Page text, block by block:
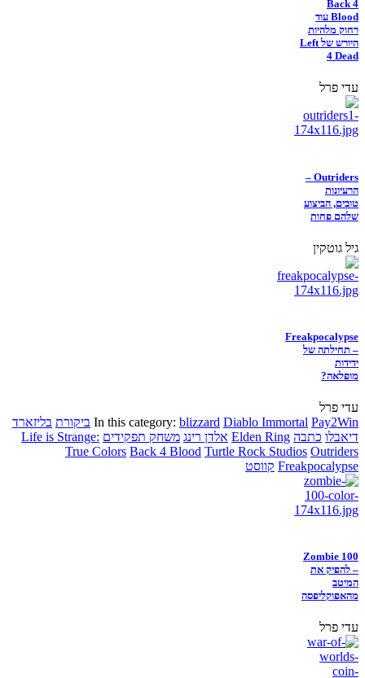
Back 4
Blood עוד
רחוק מלהיות
היורש של Left
4 Dead
עדי פרל
Outriders –
הרעיונות
טובים, הביצוע
שלהם פחות
גיל גוטקין
Freakpocalypse
– תחילתה של
ידידות
מופלאה?
עדי פרל
In this category: blizzard Diablo Immortal Pay2Win ביקורת בליזארד
דיאבלו כתבה Elden Ring אלדן רינג משחק תפקידים Life is Strange:
True Colors Back 4 Blood Turtle Rock Studios Outriders
Freakpocalypse קווסט
Zombie 100
– להפיק את
המיטב
מהאפוקליפסה
עדי פרל